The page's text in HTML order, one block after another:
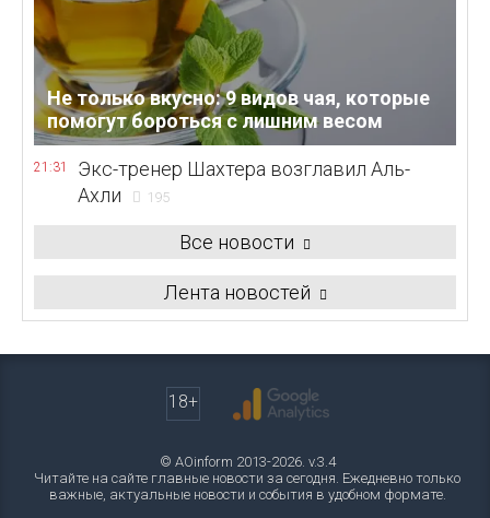
Не только вкусно: 9 видов чая, которые
помогут бороться с лишним весом
21:31
Экс-тренер Шахтера возглавил Аль-
Ахли
195
Все новости
Лента новостей
18+
© AOinform 2013-2026. v.3.4
Читайте на сайте главные новости за сегодня. Ежедневно только
важные, актуальные новости и события в удобном формате.